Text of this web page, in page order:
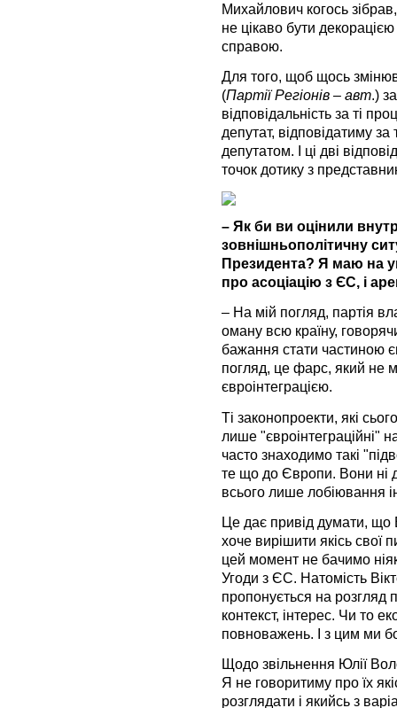
Михайлович когось
не цікаво бути
справою.
Для того, щоб щось
(Партії Регіонів – авт.)
відповідальність за ті
депутат, відповідатиму за
депутатом. І ці дві
точок дотику з
– Як би ви оцінили
зовнішньополітичну
Президента? Я маю на
про асоціацію з ЄС, і
– На мій погляд, партія
оману всю країну,
бажання стати частиною
погляд, це фарс, який не
євроінтеграцією.
Ті законопроекти, які
лише "євроінтеграційні"
часто знаходимо такі
те що до Європи. Вони ні
всього лише лобіювання
Це дає привід думати, що
хоче вирішити якісь
цей момент не бачимо
Угоди з ЄС. Натомість
пропонується на розгляд
контекст, інтерес. Чи то
повноважень. І з цим ми
Щодо звільнення Юлії
Я не говоритиму про їх
розглядати і якийсь з